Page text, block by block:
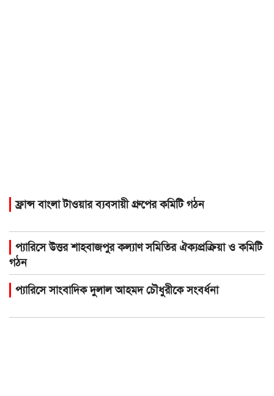
ফ্রান্স বাংলা টাওয়ার ব্যবসায়ী গ্রুপের কমিটি গঠন
প্যারিসে উত্তর শাহবাজপুর কল্যাণ সমিতির ঐক্যপ্রক্রিয়া ও কমিটি
গঠন
প্যারিসে সাংবাদিক দুলাল আহমদ চৌধুরীকে সংবর্ধনা